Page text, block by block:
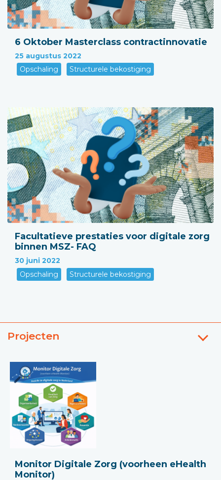
Projecten
Monitor Digitale Zorg (voorheen eHealth
Monitor)
6 Oktober Masterclass contractinnovatie
25 augustus 2022
Opschaling
Structurele bekostiging
Facultatieve prestaties voor digitale zorg
binnen MSZ- FAQ
30 juni 2022
Opschaling
Structurele bekostiging